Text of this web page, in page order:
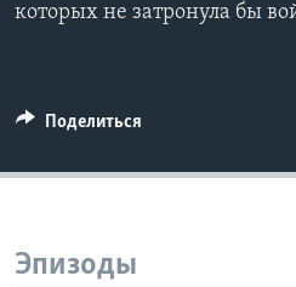
которых не затронула бы
Поделиться
Эпизоды